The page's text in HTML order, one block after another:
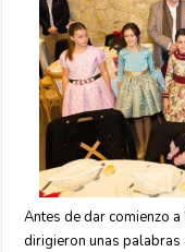
Antes de dar comienzo
dirigieron unas